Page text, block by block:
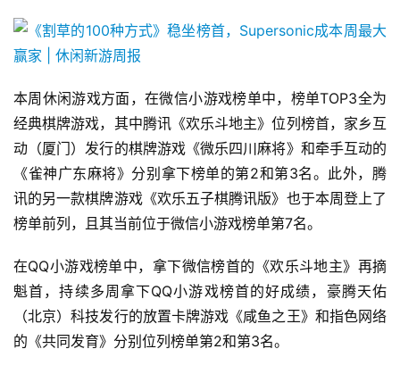
本周休闲游戏方面，在微信小游戏榜单中，榜单TOP3全为
经典棋牌游戏，其中腾讯《欢乐斗地主》位列榜首，家乡互
动（厦门）发行的棋牌游戏《微乐四川麻将》和牵手互动的
《雀神广东麻将》分别拿下榜单的第2和第3名。此外，腾
讯的另一款棋牌游戏《欢乐五子棋腾讯版》也于本周登上了
榜单前列，且其当前位于微信小游戏榜单第7名。
在QQ小游戏榜单中，拿下微信榜首的《欢乐斗地主》再摘
魁首，持续多周拿下QQ小游戏榜首的好成绩，豪腾天佑
（北京）科技发行的放置卡牌游戏《咸鱼之王》和指色网络
的《共同发育》分别位列榜单第2和第3名。